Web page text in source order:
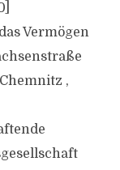
]
Vermögen
,